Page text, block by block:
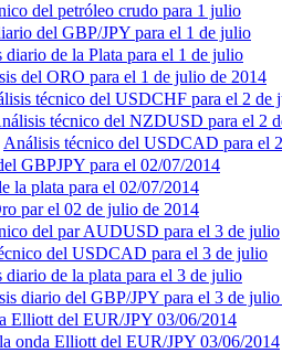
del petróleo crudo para 1 julio
del GBP/JPY para el 1 de julio
diario de la Plata para el 1 de julio
del ORO para el 1 de julio de 2014
técnico del USDCHF para el 2 de
técnico del NZDUSD para el 2
Análisis técnico del USDCAD para el
GBPJPY para el 02/07/2014
la plata para el 02/07/2014
par el 02 de julio de 2014
del par AUDUSD para el 3 de julio
del USDCAD para el 3 de julio
diario de la plata para el 3 de julio
diario del GBP/JPY para el 3 de julio
Elliott del EUR/JPY 03/06/2014
onda Elliott del EUR/JPY 03/06/2014